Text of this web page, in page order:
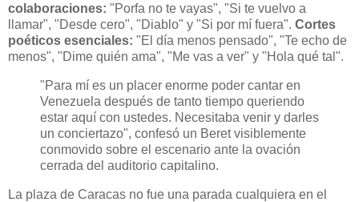
colaboraciones: "Porfa no te vayas", "Si te vuelvo a
llamar", "Desde cero", "Diablo" y "Si por mí fuera". Cortes
poéticos esenciales: "El día menos pensado", "Te echo de
menos", "Dime quién ama", "Me vas a ver" y "Hola qué tal".
"Para mí es un placer enorme poder cantar en
Venezuela después de tanto tiempo queriendo
estar aquí con ustedes. Necesitaba venir y darles
un conciertazo", confesó un Beret visiblemente
conmovido sobre el escenario ante la ovación
cerrada del auditorio capitalino.
La plaza de Caracas no fue una parada cualquiera en el